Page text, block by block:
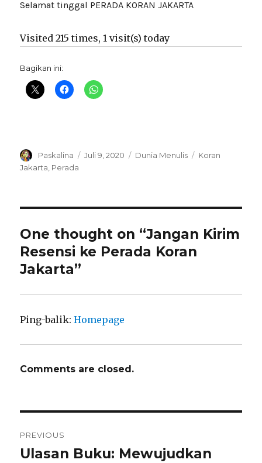
Selamat tinggal PERADA KORAN JAKARTA
Visited 215 times, 1 visit(s) today
Bagikan ini:
Author
Paskalina
Posted
Juli 9, 2020 Categories
Dunia Menulis Tags
Koran
Jakarta Perada
One thought on “Jangan Kirim
Resensi ke Perada Koran
Jakarta”
Ping-balik:Homepage
Comments are closed.
pos
PREVIOUS
Previous
Ulasan Buku: Mewujudkan